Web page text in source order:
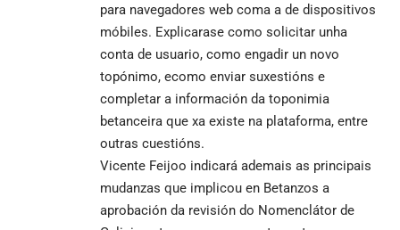
para navegadores web coma a de dispositivos
móbiles. Explicarase como solicitar unha
conta de usuario, como engadir un novo
topónimo, ecomo enviar suxestións e
completar a información da toponimia
betanceira que xa existe na plataforma, entre
outras cuestións.
Vicente Feijoo indicará ademais as principais
mudanzas que implicou en Betanzos a
aprobación da revisión do Nomenclátor de